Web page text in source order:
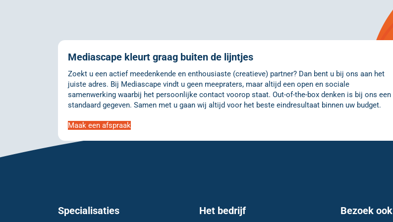
Mediascape kleurt graag buiten de lijntjes
Zoekt u een actief meedenkende en enthousiaste (creatieve) partner? Dan bent u bij ons aan het
juiste adres. Bij Mediascape vindt u geen meepraters, maar altijd een open en sociale
samenwerking waarbij het persoonlijke contact voorop staat. Out-of-the-box denken is bij ons een
standaard gegeven. Samen met u gaan wij altijd voor het beste eindresultaat binnen uw budget.
Maak een afspraak
Specialisaties Het bedrijf Bezoek ook